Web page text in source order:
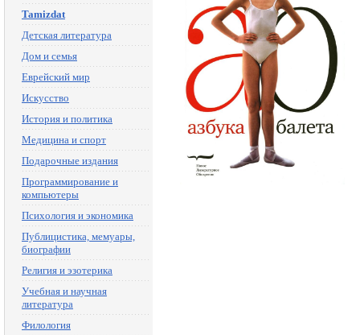
Tamizdat
Детская литература
Дом и семья
Еврейский мир
Искусство
История и политика
Медицина и спорт
Подарочные издания
Программирование и
компьютеры
Психология и экономика
Публицистика, мемуары,
биографии
Религия и эзотерика
Учебная и научная
литература
Филология